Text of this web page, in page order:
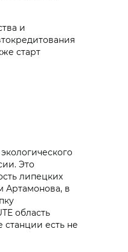
и
старт
Это
липецких
Артамонова, в
область
станции есть не